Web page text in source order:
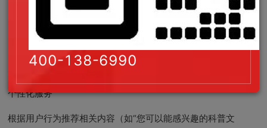
表单填写步骤简化（如分步引导、自动填充），减少用户输入负
提供实时客服（如AI聊天机器人或人工在线咨询），快速响应用
户疑问。
个性化服务
根据用户行为推荐相关内容（如“您可以能感兴趣的科普文
400-138-6990